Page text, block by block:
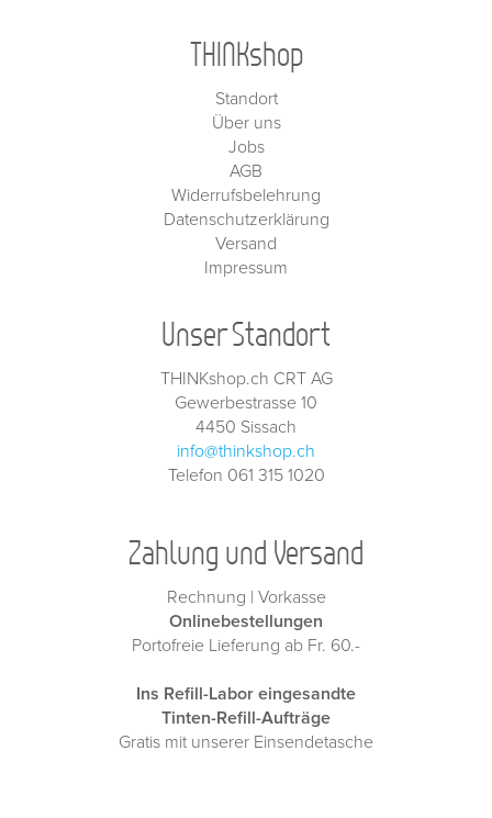
THINKshop
Standort
Über uns
Jobs
AGB
Widerrufsbelehrung
Datenschutzerklärung
Versand
Impressum
Unser Standort
THINKshop.ch CRT AG
Gewerbestrasse 10
4450 Sissach
info@thinkshop.ch
Telefon 061 315 1020
Zahlung und Versand
Rechnung | Vorkasse
Onlinebestellungen
Portofreie Lieferung ab Fr. 60.-
Ins Refill-Labor eingesandte
Tinten-Refill-Aufträge
Gratis mit unserer Einsendetasche